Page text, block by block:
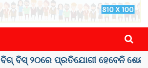
ଅମରନାଥ ଯାତ୍ରା ସ୍ଥଗିତ